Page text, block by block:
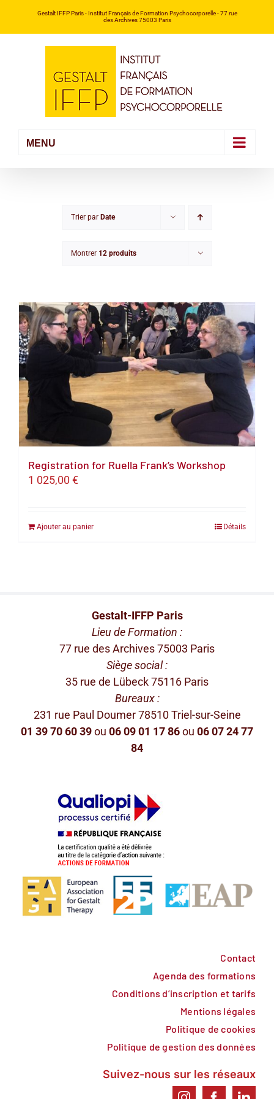
Gestalt IFFP Paris- Institut Français de Formation Psychocorporelle -77 rue
des Archives 75003 Paris
Trier par Date
Montrer 12 produits
Registration for Ruella Frank’s Workshop
1 025,00 €
Ajouter au panier Détails
Gestalt-IFFP Paris
Lieu de Formation :
77 rue des Archives 75003 Paris
Siège social :
35 rue de Lübeck 75116 Paris
Bureaux :
231 rue Paul Doumer 78510 Triel-sur-Seine
01 39 70 60 39ou 06 09 01 17 86ou 06 07 24 77
84
Contact
Agenda des formations
Conditions d’inscription et tarifs
Mentions légales
Politique de cookies
Politique de gestion des données
Suivez-nous sur les réseaux